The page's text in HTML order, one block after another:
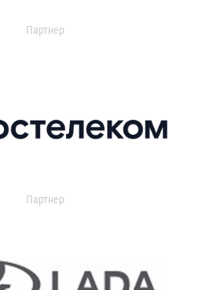
Партнер
Партнер